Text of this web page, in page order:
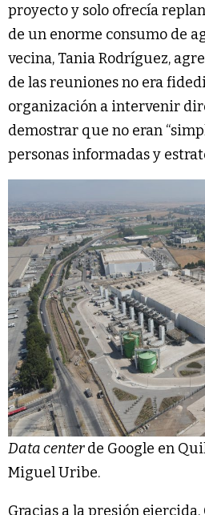
proyecto y solo ofrecía
de un enorme consumo de
vecina, Tania Rodríguez,
de las reuniones no era
organización a intervenir
demostrar que no eran
personas informadas y
Data centerde Google en
Miguel Uribe.
Gracias a la presión